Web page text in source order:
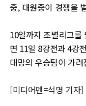
중, 대원중이 경쟁을
10일까지 조별리그를
면 11일 8강전과 4강
대망의 우승팀이 가려
[미디어펜=석명 기자]